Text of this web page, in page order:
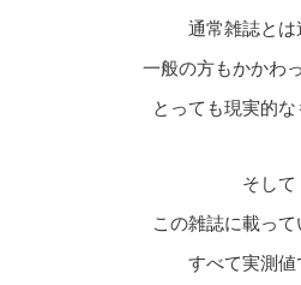
通常雑誌とは
一般の方もかかわ
とっても現実的な
そして
この雑誌に載っ
すべて実測値